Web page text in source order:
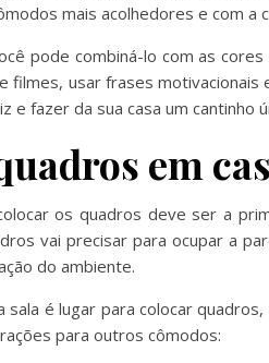
mais acolhedores e com a
pode combiná-lo com as
filmes, usar frases
fazer da sua casa um cantinho
em
os quadros deve ser a
vai precisar para ocupar a
do ambiente.
é lugar para colocar
para outros cômodos: